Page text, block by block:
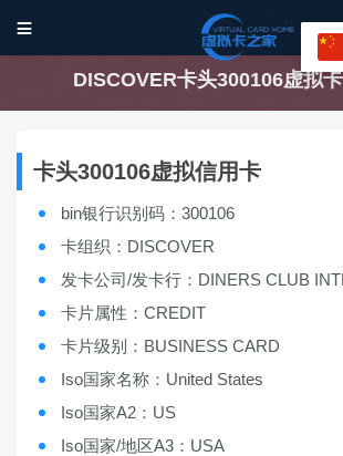

DISCOVER卡头300106虚拟
卡头300106虚拟信用卡
bin银行识别码：300106
卡组织：DISCOVER
发卡公司/发卡行：DINERS CLUB
卡片属性：CREDIT
卡片级别：BUSINESS CARD
Iso国家名称：United States
Iso国家A2：US
Iso国家/地区A3：USA